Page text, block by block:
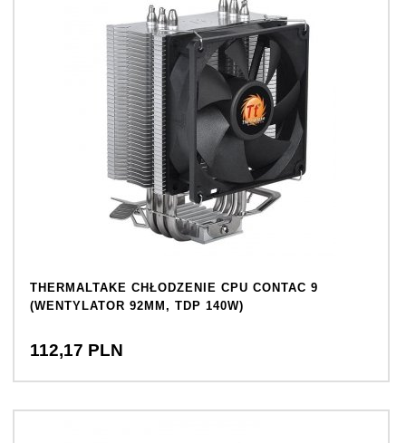
THERMALTAKE CHŁODZENIE CPU CONTAC 9
(WENTYLATOR 92MM, TDP 140W)
112,17 PLN